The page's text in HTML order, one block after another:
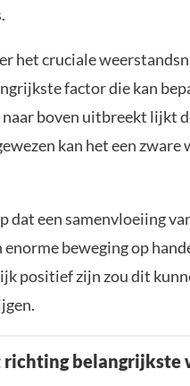
het cruciale
factor die kan
naar boven uitbreekt lijkt
kan het een
dat een samenvloeiing
beweging op
positief zijn zou dit
richting belangrijkste